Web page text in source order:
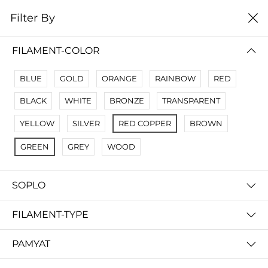
0
No Results
Not Found Filters1
Not Found Filters2
Filter By
FILAMENT-COLOR
BLUE GOLD ORANGE RAINBOW RED
BLACK WHITE BRONZE TRANSPARENT
YELLOW SILVER RED COPPER BROWN
GREEN GREY WOOD
SOPLO
FILAMENT-TYPE
PAMYAT